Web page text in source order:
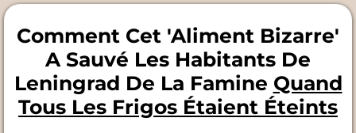
Comment Cet 'Aliment Bizarre'
A Sauvé Les Habitants De
Leningrad De La Famine Quand
Tous Les Frigos Étaient Éteints